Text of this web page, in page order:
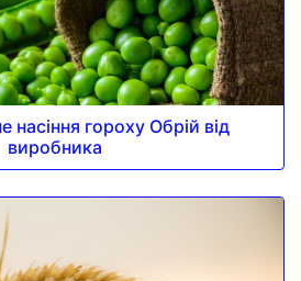
насіння гороху Обрій від
виробника